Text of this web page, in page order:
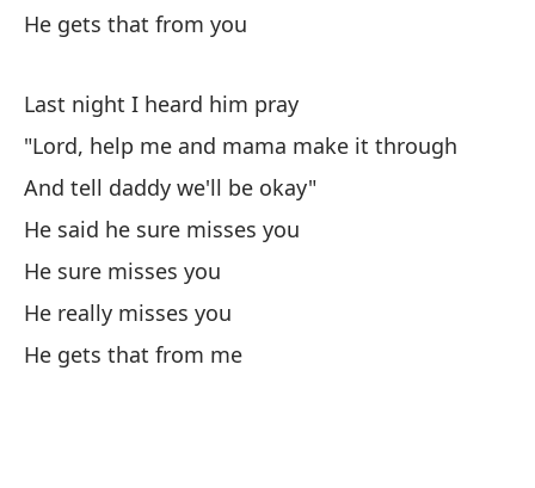
He gets that from you
Last night I heard him pray
"Lord, help me and mama make it through
And tell daddy we'll be okay"
He said he sure misses you
He sure misses you
He really misses you
He gets that from me